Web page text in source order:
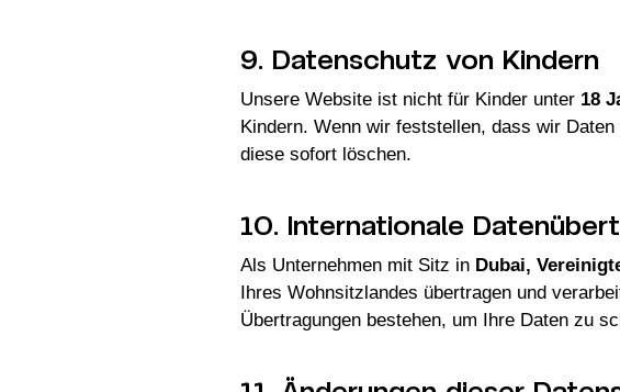
9. Datenschutz von Kindern
Unsere Website ist nicht für Kinder unter 18
Kindern. Wenn wir feststellen, dass wir
diese sofort löschen.
10. Internationale
Als Unternehmen mit Sitz in Dubai,
Ihres Wohnsitzlandes übertragen und
Übertragungen bestehen, um Ihre Daten zu